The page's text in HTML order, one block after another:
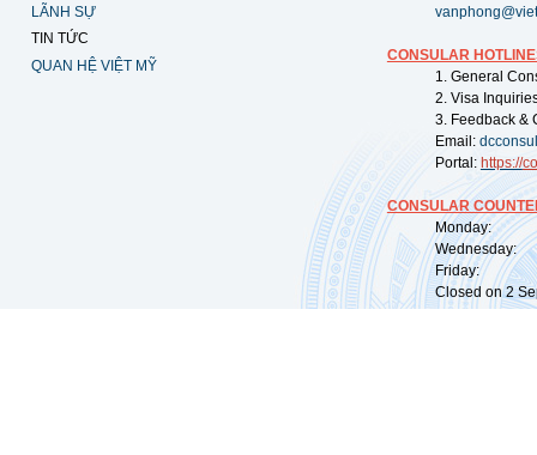
LÃNH SỰ
TIN TỨC
QUAN HỆ VIỆT MỸ
CONSULAR
1. General
2. Visa
3. Feedback &
Email:
Portal: https://
CONSULAR
Monday:
Wednesday:
Friday:
Closed on 2